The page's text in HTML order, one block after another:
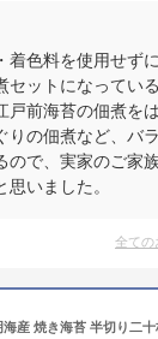
着色料を使用せず
セットになってい
戸前海苔の佃煮を
りの佃煮など、バ
で、実家のご家
いました。
全ての